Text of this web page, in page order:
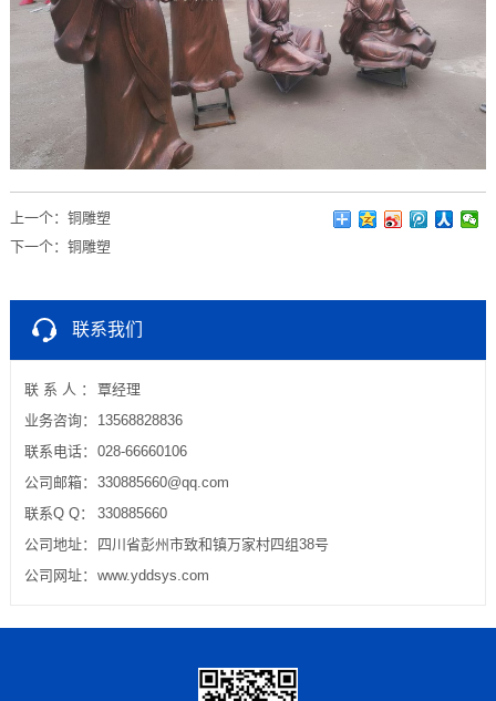
上一个： 铜雕塑
下一个： 铜雕塑
联系我们
联 系 人 ：
覃经理
业务咨询：
13568828836
联系电话： 028-66660106
公司邮箱： 330885660@qq.com
联系Q Q：
330885660
公司地址：
四川省彭州市致和镇万家村四组38号
公司网址： www.yddsys.com